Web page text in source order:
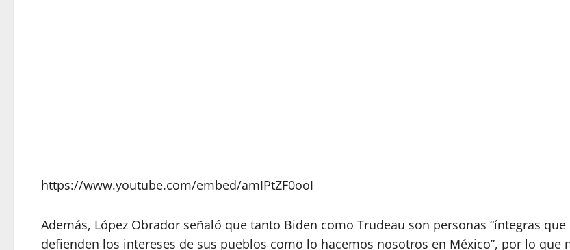
https://www.youtube.com/embed/amIPtZF0ooI
Además, López Obrador señaló que tanto Biden como Trudeau son personas “íntegras que
defienden los intereses de sus pueblos como lo hacemos nosotros en México”, por lo que